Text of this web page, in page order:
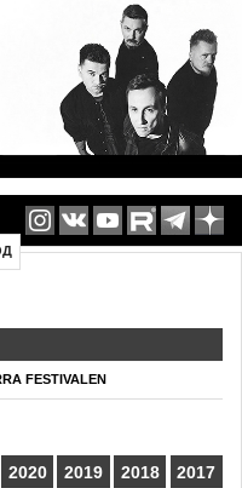
FESTIVALEN
2020 2019 2018
2017